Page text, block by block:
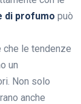
di profumo può
le tendenze
un
Non solo
anche